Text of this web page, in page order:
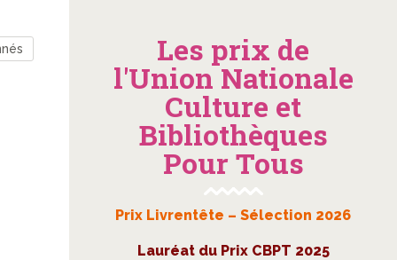
Les prix de
l'Union Nationale
Culture et
Bibliothèques
Pour Tous
Prix Livrentête – Sélection 2026
Lauréat du Prix CBPT 2025